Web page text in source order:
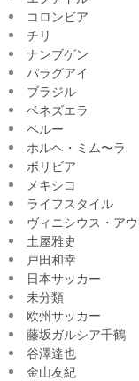
コロンビア
チリ
ナンブゲン
パラグアイ
ブラジル
ベネズエラ
ペルー
ホルヘ・ミム〜ラ
ボリビア
メキシコ
ライフスタイル
ヴィニシウス・ア
土屋雅史
戸田和幸
日本サッカー
未分類
欧州サッカー
藤坂ガルシア千鶴
谷澤達也
金山友紀